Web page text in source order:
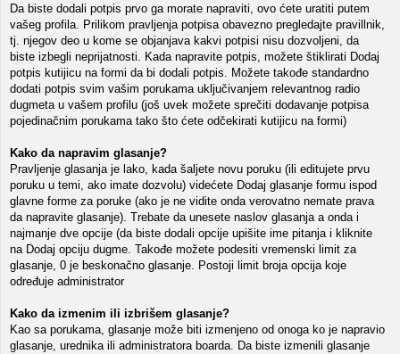
Da biste dodali potpis prvo ga morate napraviti, ovo ćete uratiti putem
vašeg profila. Prilikom pravljenja potpisa obavezno pregledajte pravillnik,
tj. njegov deo u kome se objanjava kakvi potpisi nisu dozvoljeni, da
biste izbegli neprijatnosti. Kada napravite potpis, možete štiklirati Dodaj
potpis kutijicu na formi da bi dodali potpis. Možete takođe standardno
dodati potpis svim vašim porukama uključivanjem relevantnog radio
dugmeta u vašem profilu (još uvek možete sprečiti dodavanje potpisa
pojedinačnim porukama tako što ćete odčekirati kutijicu na formi)
Kako da napravim glasanje?
Pravljenje glasanja je lako, kada šaljete novu poruku (ili editujete prvu
poruku u temi, ako imate dozvolu) videćete Dodaj glasanje formu ispod
glavne forme za poruke (ako je ne vidite onda verovatno nemate prava
da napravite glasanje). Trebate da unesete naslov glasanja a onda i
najmanje dve opcije (da biste dodali opcije upišite ime pitanja i kliknite
na Dodaj opciju dugme. Takođe možete podesiti vremenski limit za
glasanje, 0 je beskonačno glasanje. Postoji limit broja opcija koje
određuje administrator
Kako da izmenim ili izbrišem glasanje?
Kao sa porukama, glasanje može biti izmenjeno od onoga ko je napravio
glasanje, urednika ili administratora boarda. Da biste izmenili glasanje